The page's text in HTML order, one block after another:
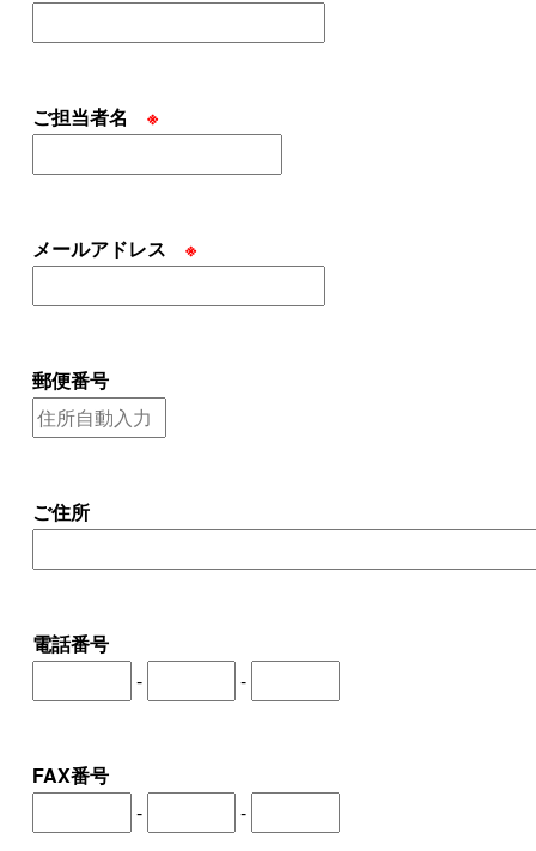
ご担当者名 ※
メールアドレス ※
郵便番号
ご住所
電話番号
-
-
FAX番号
-
-